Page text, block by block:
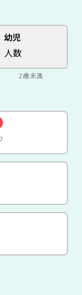
幼児
2歳未満